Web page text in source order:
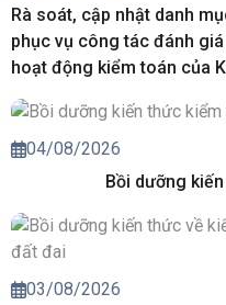
Rà soát, cập nhật danh
phục vụ công tác đánh
hoạt động kiểm toán của
04/08/2026
Bồi dưỡng
03/08/2026